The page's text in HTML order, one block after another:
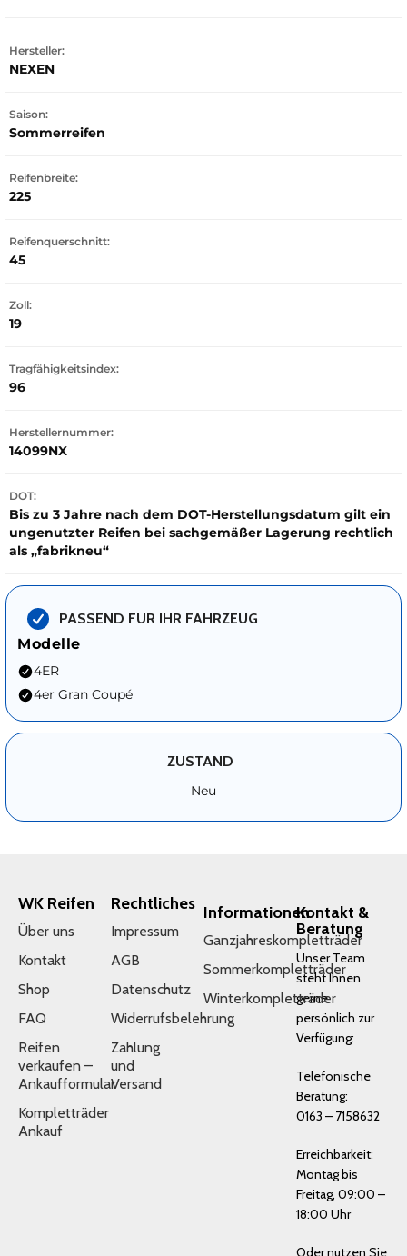
Hersteller:
NEXEN
Saison:
Sommerreifen
Reifenbreite:
225
Reifenquerschnitt:
45
Zoll:
19
Tragfähigkeitsindex:
96
Herstellernummer:
14099NX
DOT:
Bis zu 3 Jahre nach dem DOT-Herstellungsdatum gilt ein
ungenutzter Reifen bei sachgemäßer Lagerung rechtlich
als „fabrikneu“
PASSEND FUR IHR FAHRZEUG
Modelle
4ER
4er Gran Coupé
ZUSTAND
Neu
WK Reifen
Über uns
Kontakt
Shop
FAQ
Reifen
verkaufen –
Ankaufformular
Kompletträder
Ankauf
Rechtliches
Impressum
AGB
Datenschutz
Widerrufsbelehrung
Zahlung
und
Versand
Informationen
Ganzjahreskompletträder
Sommerkompletträder
Winterkompletträder
Kontakt &
Beratung
Unser Team
steht Ihnen
gerne
persönlich zur
Verfügung:
Telefonische
Beratung:
0163 – 7158632
Erreichbarkeit:
Montag bis
Freitag, 09:00 –
18:00 Uhr
Oder nutzen Sie